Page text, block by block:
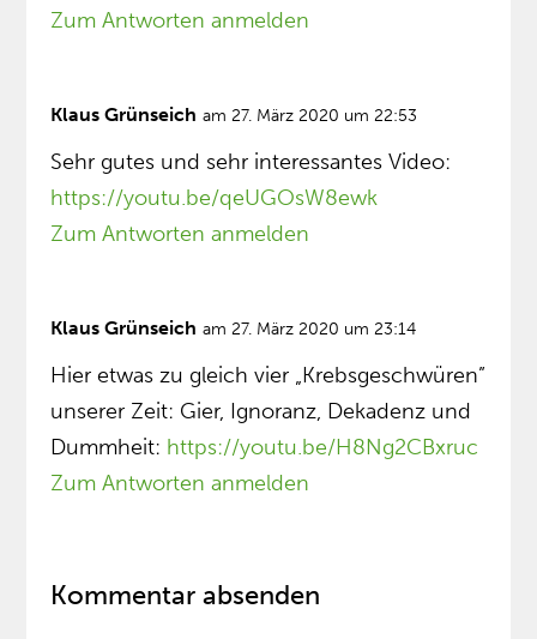
Zum Antworten anmelden
Klaus Grünseich am 27. März 2020 um 22:53
Sehr gutes und sehr interessantes Video:
https://youtu.be/qeUGOsW8ewk
Zum Antworten anmelden
Klaus Grünseich am 27. März 2020 um 23:14
Hier etwas zu gleich vier „Krebsgeschwüren”
unserer Zeit: Gier, Ignoranz, Dekadenz und
Dummheit: https://youtu.be/H8Ng2CBxruc
Zum Antworten anmelden
Kommentar absenden